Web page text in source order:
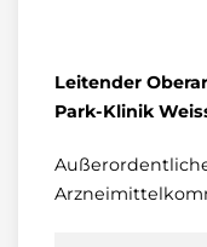
Leitender
Park-Klinik